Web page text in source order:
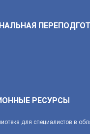
РЕСУРСЫ
для специалистов в